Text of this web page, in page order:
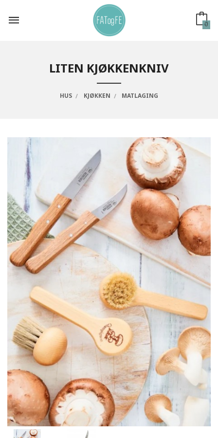
innholdet
0
LITEN KJØKKENKNIV
HUS KJØKKEN MATLAGING